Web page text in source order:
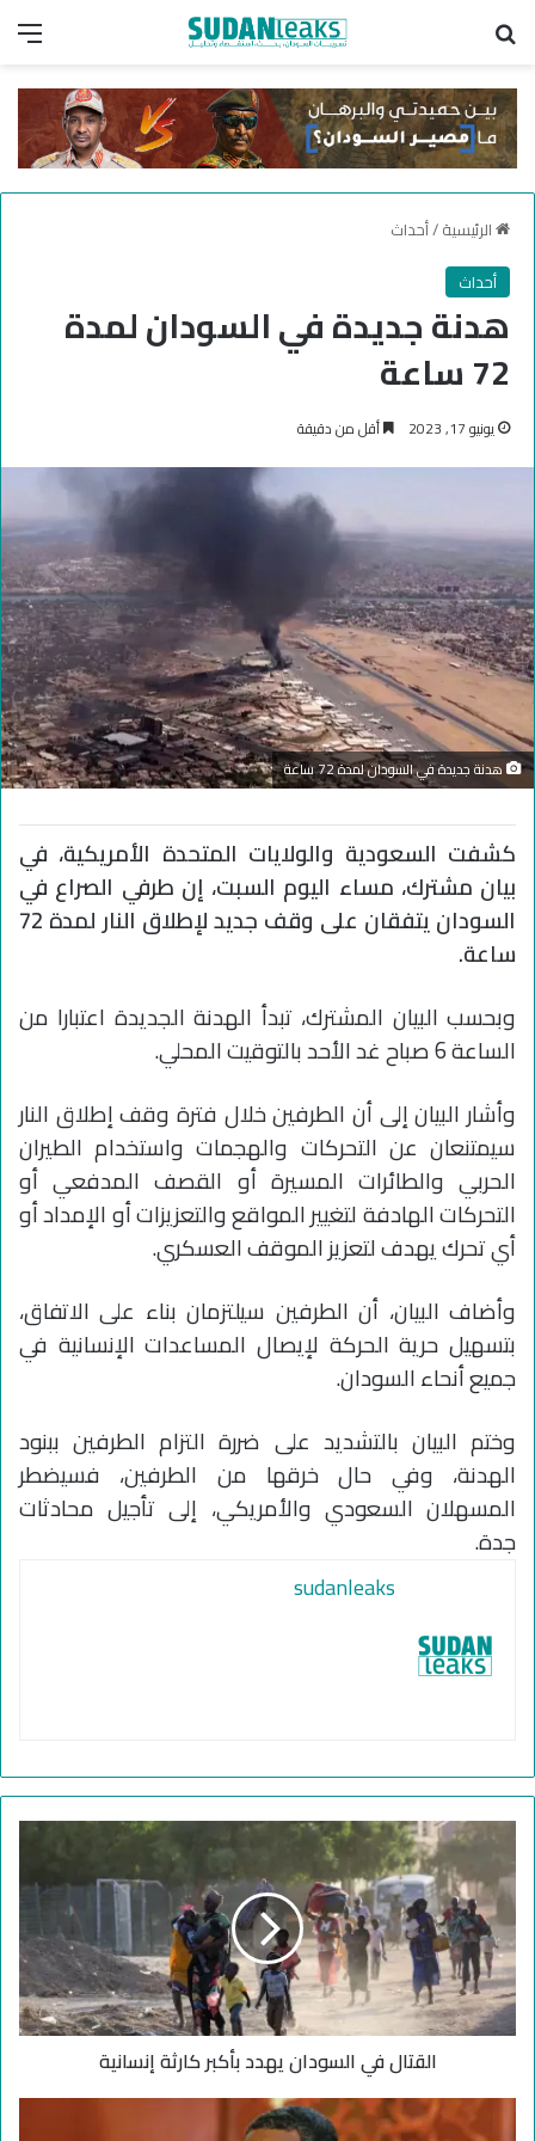
الرئيسية/أحداث
أحداث
هدنة جديدة في السودان لمدة
72 ساعة
يونيو 17, 2023 أقل من دقيقة
هدنة جديدة في السودان لمدة 72 ساعة
كشفت السعودية والولايات المتحدة الأمريكية، في
بيان مشترك، مساء اليوم السبت، إن طرفي الصراع في
السودان يتفقان على وقف جديد لإطلاق النار لمدة 72
ساعة.
وبحسب البيان المشترك، تبدأ الهدنة الجديدة اعتبارا من
الساعة 6 صباح غد الأحد بالتوقيت المحلي.
وأشار البيان إلى أن الطرفين خلال فترة وقف إطلاق النار
سيمتنعان عن التحركات والهجمات واستخدام الطيران
الحربي والطائرات المسيرة أو القصف المدفعي أو
التحركات الهادفة لتغيير المواقع والتعزيزات أو الإمداد أو
أي تحرك يهدف لتعزيز الموقف العسكري.
وأضاف البيان، أن الطرفين سيلتزمان بناء على الاتفاق،
بتسهيل حرية الحركة لإيصال المساعدات الإنسانية في
جميع أنحاء السودان.
وختم البيان بالتشديد على ضررة التزام الطرفين ببنود
الهدنة، وفي حال خرقها من الطرفين، فسيضطر
المسهلان السعودي والأمريكي، إلى تأجيل محادثات
جدة.
sudanleaks
ق
ت
ا
ل
ف
ي
ا
القتال في السودان يهدد بأكبر كارثة إنسانية